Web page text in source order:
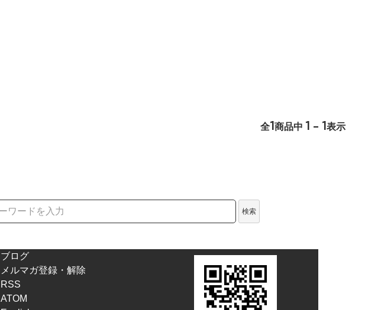
全1商品中 1 - 1表示
検索
ブログ
メルマガ登録・解除
RSS
ATOM